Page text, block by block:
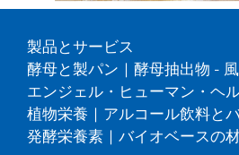
製品とサービス
酵母と製パン | 酵母抽出物 -
エンジェル・ヒューマン・ヘ
植物栄養 | アルコール飲料と
発酵栄養素 | バイオベースの